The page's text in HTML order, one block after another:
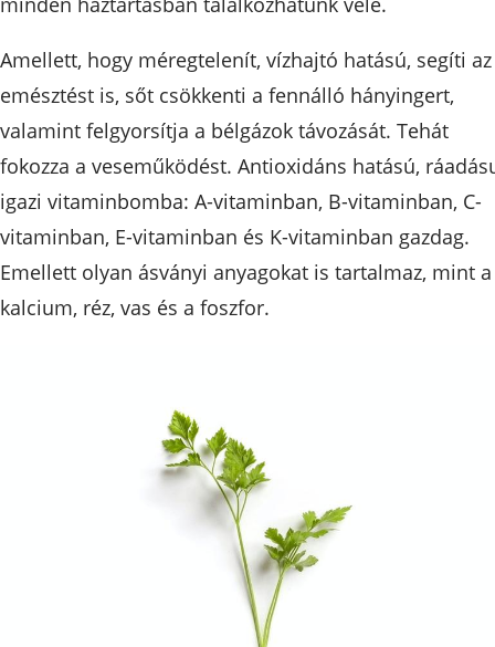
Amellett, hogy méregtelenít, vízhajtó hatású, segíti az
emésztést is, sőt csökkenti a fennálló hányingert,
valamint felgyorsítja a bélgázok távozását. Tehát
fokozza a veseműködést. Antioxidáns hatású,
igazi vitaminbomba: A-vitaminban, B-vitaminban, C-
vitaminban, E-vitaminban és K-vitaminban gazdag.
Emellett olyan ásványi anyagokat is tartalmaz, mint a
kalcium, réz, vas és a foszfor.